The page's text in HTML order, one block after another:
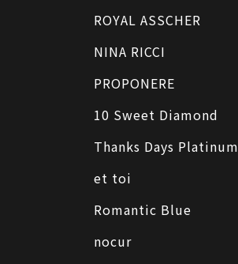
ROYAL ASSCHER
NINA RICCI
PROPONERE
10 Sweet Diamond
Thanks Days Platinum
et toi
Romantic Blue
nocur